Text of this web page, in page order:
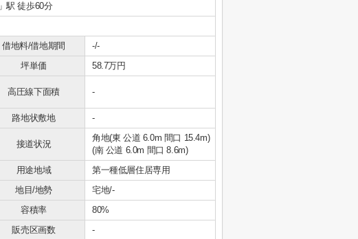
」駅 徒歩60分
借地料/借地期間
-/-
坪単価
58.7万円
高圧線下面積 -
路地状敷地 -
接道状況
角地(東 公道 6.0m 間口 15.4m)
(南 公道 6.0m 間口 8.6m)
用途地域
第一種低層住居専用
地目/地勢
宅地/-
容積率
80%
販売区画数
-